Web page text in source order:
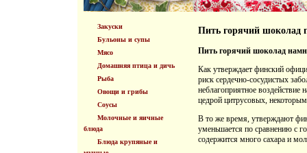
Закуски
Бульоны и супы
Мясо
Домашняя птица и дичь
Рыба
Овощи и грибы
Соусы
Молочные и яичные
блюда
Блюда крупяные и
Пить горячий шоколад
Пить горячий шоколад
Как утверждает финский
риск сердечно-сосудистых
неблагоприятное
цедрой цитрусовых,
В то же время, утверждают
уменьшается по сравнению с
содержится много сахара и